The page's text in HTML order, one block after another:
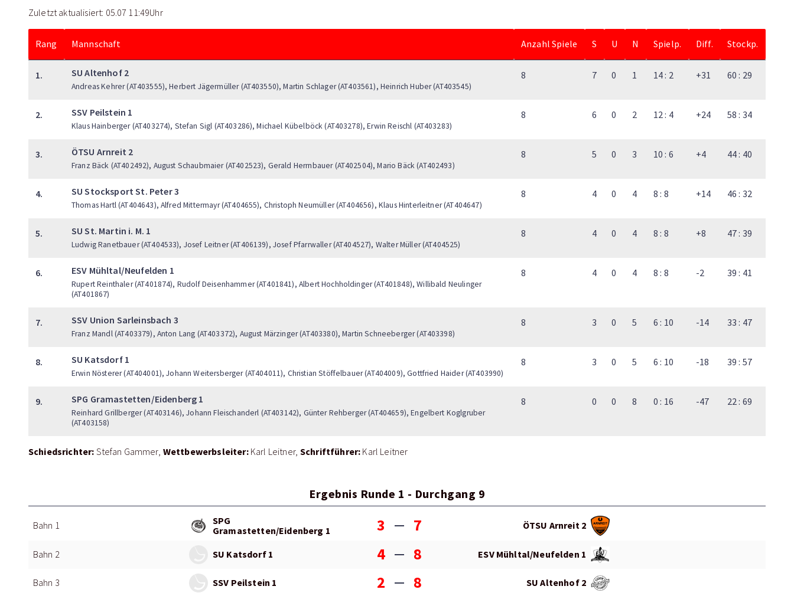
Zuletzt aktualisiert: 05.07 11:49Uhr
Rang Mannschaft Anzahl Spiele S U N Spielp. Diff. Stockp.
1. SU Altenhof 2
Andreas Kehrer (AT403555), Herbert Jägermüller (AT403550), Martin Schlager (AT403561), Heinrich Huber (AT403545)
8 7 0 1 14 : 2 +31 60 : 29
2. SSV Peilstein 1
Klaus Hainberger (AT403274), Stefan Sigl (AT403286), Michael Kübelböck (AT403278), Erwin Reischl (AT403283)
8 6 0 2 12 : 4 +24 58 : 34
3. ÖTSU Arnreit 2
Franz Bäck (AT402492), August Schaubmaier (AT402523), Gerald Herrnbauer (AT402504), Mario Bäck (AT402493)
8 5 0 3 10 : 6 +4 44 : 40
4. SU Stocksport St. Peter 3
Thomas Hartl (AT404643), Alfred Mittermayr (AT404655), Christoph Neumüller (AT404656), Klaus Hinterleitner (AT404647)
8 4 0 4 8 : 8 +14 46 : 32
5. SU St. Martin i. M. 1
Ludwig Ranetbauer (AT404533), Josef Leitner (AT406139), Josef Pfarrwaller (AT404527), Walter Müller (AT404525)
8 4 0 4 8 : 8 +8 47 : 39
6. ESV Mühltal/Neufelden 1
Rupert Reinthaler (AT401874), Rudolf Deisenhammer (AT401841), Albert Hochholdinger (AT401848), Willibald Neulinger
(AT401867)
8 4 0 4 8 : 8 -2 39 : 41
7. SSV Union Sarleinsbach 3
Franz Mandl (AT403379), Anton Lang (AT403372), August Märzinger (AT403380), Martin Schneeberger (AT403398)
8 3 0 5 6 : 10 -14 33 : 47
8. SU Katsdorf 1
Erwin Nösterer (AT404001), Johann Weitersberger (AT404011), Christian Stöffelbauer (AT404009), Gottfried Haider (AT403990)
8 3 0 5 6 : 10 -18 39 : 57
9. SPG Gramastetten/Eidenberg 1
Reinhard Grillberger (AT403146), Johann Fleischanderl (AT403142), Günter Rehberger (AT404659), Engelbert Koglgruber
(AT403158)
8 0 0 8 0 : 16 -47 22 : 69
Schiedsrichter: Stefan Gammer Wettbewerbsleiter: Karl Leitner Schriftführer: Karl Leitner
Ergebnis Runde 1 - Durchgang 9
Bahn 1
SPG
Gramastetten/Eidenberg 1
3 7 ÖTSU Arnreit 2
Bahn 2 SU Katsdorf 1 4 8 ESV Mühltal/Neufelden 1
Bahn 3 SSV Peilstein 1 2 8 SU Altenhof 2